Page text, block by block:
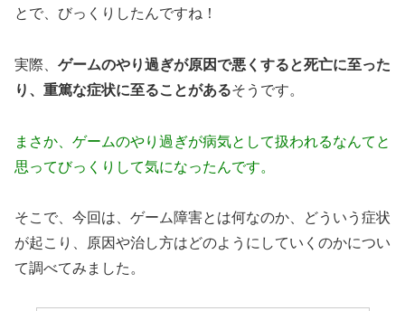
とで、びっくりしたんですね！
実際、 ゲームのやり過ぎが原因で悪くすると死亡に至った
り、重篤な症状に至ることがあるそうです。
まさか、ゲームのやり過ぎが病気として扱われるなんてと
思ってびっくりして気になったんです。
そこで、今回は、ゲーム障害とは何なのか、どういう症状
が起こり、原因や治し方はどのようにしていくのかについ
て調べてみました。